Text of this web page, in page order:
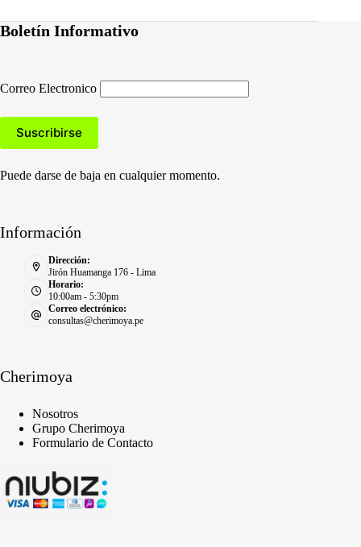
Boletín Informativo
Correo Electronico
Puede darse de baja en cualquier momento.
Información
Dirección:
Jirón Huamanga 176 - Lima
Horario:
10:00am - 5:30pm
Correo electrónico:
consultas@cherimoya.pe
Cherimoya
Nosotros
Grupo Cherimoya
Formulario de Contacto